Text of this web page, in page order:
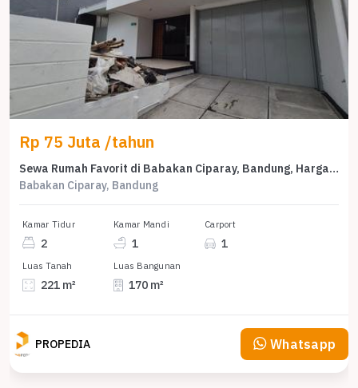
Rp 75 Juta /tahun
Sewa Rumah Favorit di Babakan Ciparay, Bandung, Harga Terjangkau
Babakan Ciparay, Bandung
Kamar Tidur
2
Kamar Mandi
1
Carport
1
Luas Tanah
221 m²
Luas Bangunan
170 m²
PROPEDIA Whatsapp